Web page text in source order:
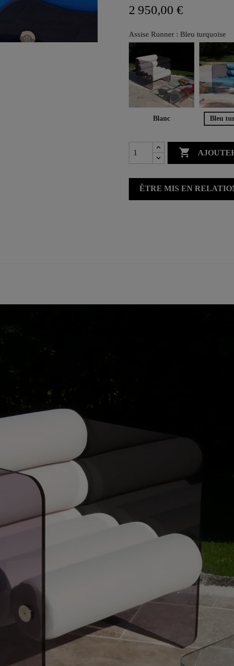
2 950,00 €
Assise Runner : Bleu turquoise
Blanc Bleu

ÊTRE MIS EN